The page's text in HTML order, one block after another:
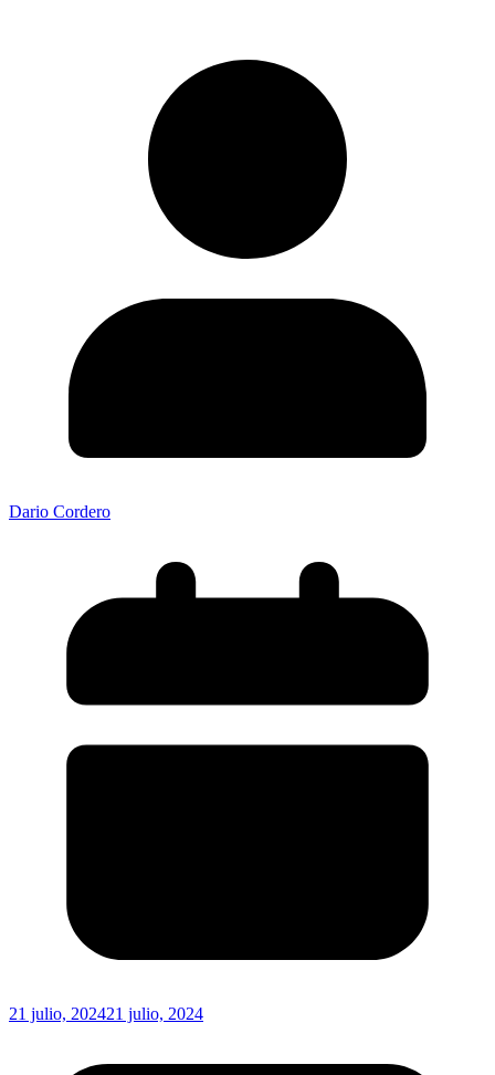
Dario Cordero
21 julio, 202421 julio, 2024